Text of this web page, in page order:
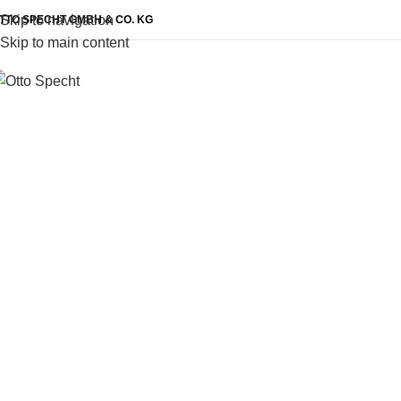
Skip to navigation
Skip to main content
SPECHT GMBH & CO. KG